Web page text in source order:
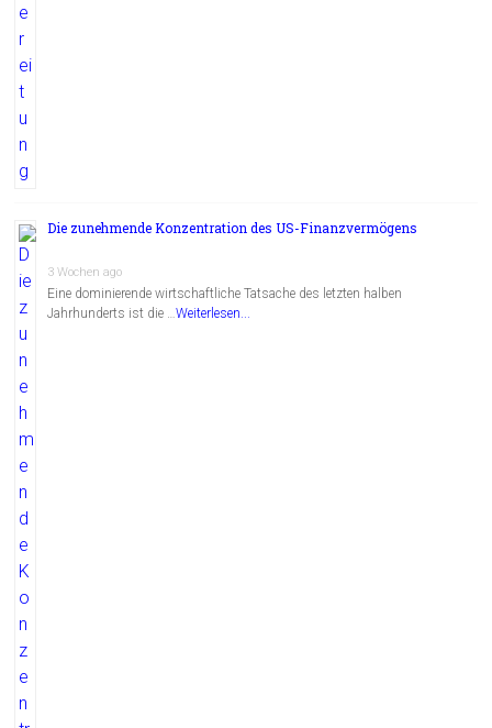
Die zunehmende Konzentration des US-Finanzvermögens
3 Wochen ago
Eine dominierende wirtschaftliche Tatsache des letzten halben
Jahrhunderts ist die …Weiterlesen...